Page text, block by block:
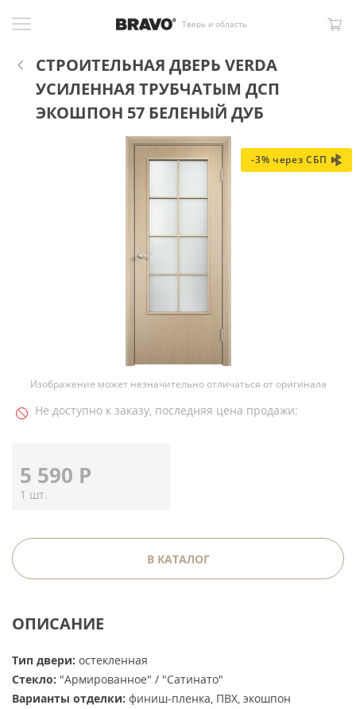
Тверь и область
СТРОИТЕЛЬНАЯ ДВЕРЬ VERDA
УСИЛЕННАЯ ТРУБЧАТЫМ ДСП
ЭКОШПОН 57 БЕЛЕНЫЙ ДУБ
-3% через СБП
Изображение может незначительно отличаться от оригинала
Не доступно к заказу, последняя цена продажи:
5 590 Р
1 шт.
В КАТАЛОГ
ОПИСАНИЕ
Тип двери: остекленная
Стекло: "Армированное" / "Сатинато"
Варианты отделки: финиш-пленка, ПВХ, экошпон